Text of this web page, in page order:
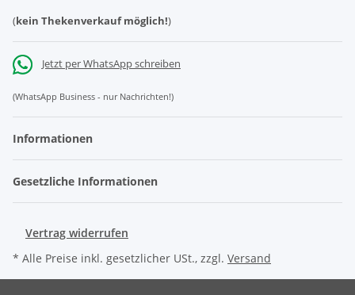
(kein Thekenverkauf möglich!)
Jetzt per WhatsApp schreiben
(WhatsApp Business - nur Nachrichten!)
Informationen
Gesetzliche Informationen
Vertrag widerrufen
* Alle Preise inkl. gesetzlicher USt., zzgl. Versand